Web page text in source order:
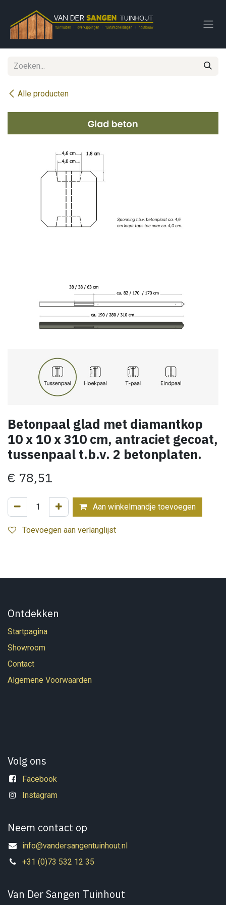
Alle producten
Betonpaal glad met diamantkop
10 x 10 x 310 cm, antraciet gecoat,
tussenpaal t.b.v. 2 betonplaten.
€ 78,51
Aan winkelmandje toevoegen
Toevoegen aan verlanglijst
Ontdekken
Startpagina
Showroom
Contact
Algemene Voorwaarden
Volg ons
Facebook
Instagram
Neem contact op
info@vandersangentuinhout.nl
+31 (0)73 532 12 35
Van Der Sangen Tuinhout